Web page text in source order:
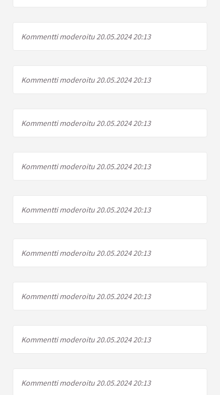
Kommentti moderoitu 20.05.2024 20:13
Kommentti moderoitu 20.05.2024 20:13
Kommentti moderoitu 20.05.2024 20:13
Kommentti moderoitu 20.05.2024 20:13
Kommentti moderoitu 20.05.2024 20:13
Kommentti moderoitu 20.05.2024 20:13
Kommentti moderoitu 20.05.2024 20:13
Kommentti moderoitu 20.05.2024 20:13
Kommentti moderoitu 20.05.2024 20:13